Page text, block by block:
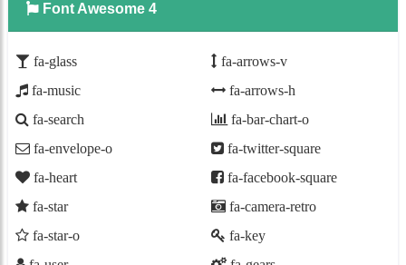
Font Awesome 4
fa-glass
fa-music
fa-search
fa-envelope-o
fa-heart
fa-star
fa-star-o
fa-arrows-v
fa-arrows-h
fa-bar-chart-o
fa-twitter-square
fa-facebook-square
fa-camera-retro
fa-key